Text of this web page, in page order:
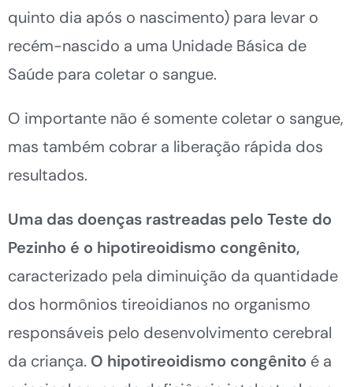
quinto dia após o nascimento) para levar o
recém-nascido a uma Unidade Básica de
Saúde para coletar o sangue.
O importante não é somente coletar o sangue,
mas também cobrar a liberação rápida dos
resultados.
Uma das doenças rastreadas pelo Teste do
Pezinho é o hipotireoidismo congênito,
caracterizado pela diminuição da quantidade
dos hormônios tireoidianos no organismo
responsáveis pelo desenvolvimento cerebral
da criança. O hipotireoidismo congênito é a